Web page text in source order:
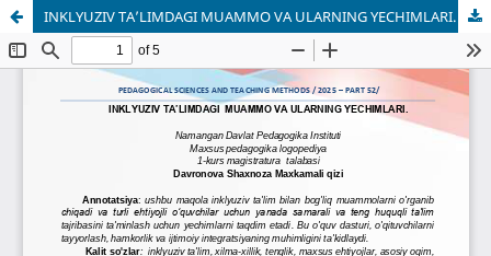
INKLYUZIV TAʼLIMDAGI MUAMMO VA ULARNING YECHIMLARI.